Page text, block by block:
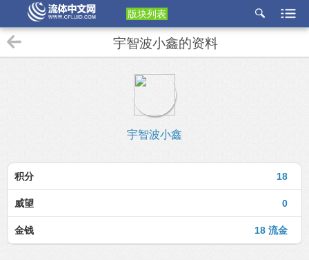
版块列表
etu
宇智波小鑫的资料
宇智波小鑫
18
积分
0
威望
18 流金
金钱